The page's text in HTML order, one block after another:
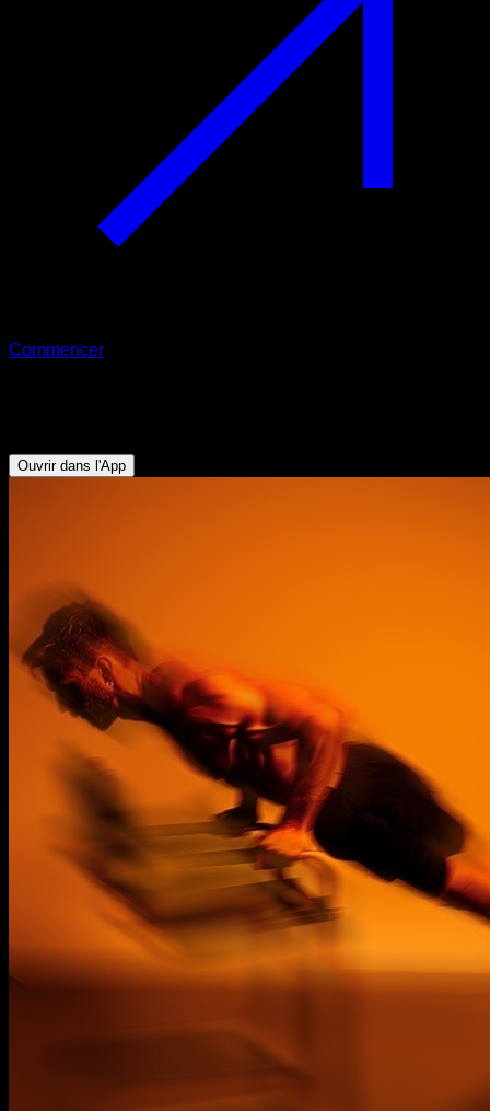
Commencer
Ouvrir dans l'App